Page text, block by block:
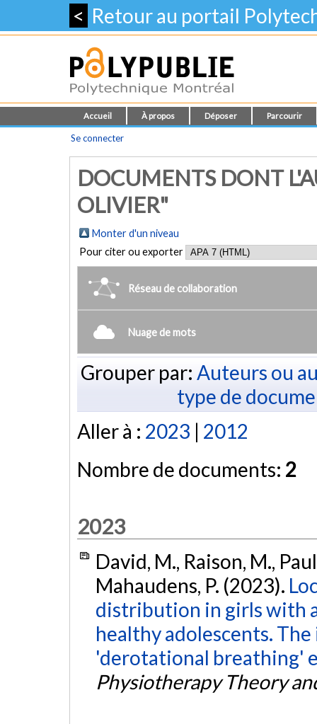
< Retour au portail
Accueil À propos Déposer Parcourir
Se connecter
DOCUMENTS DONT
OLIVIER"
Monter d'un niveau
Pour citer ou exporter
Réseau de collaboration
Nuage de mots
Grouper par: Auteurs ou
type de
Aller à : 2023 | 2012
Nombre de documents: 2
2023
David, M., Raison, M.,
Mahaudens, P. (2023).
distribution in girls with
healthy adolescents.
'derotational breathing'
Physiotherapy Theory